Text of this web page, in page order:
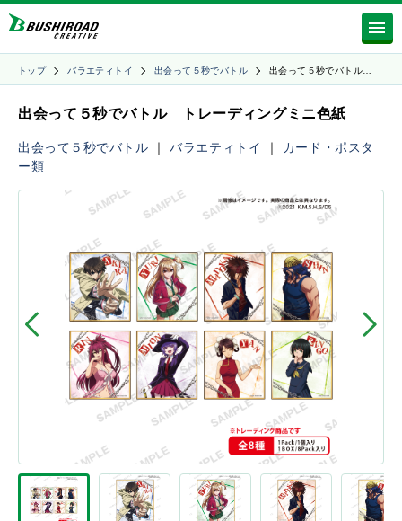
トップ バラエティトイ 出会って５秒でバトル 出会って５秒でバトル…
出会って５秒でバトル トレーディングミニ色紙
出会って５秒でバトル ｜バラエティトイ ｜ カード・ポスタ
ー類